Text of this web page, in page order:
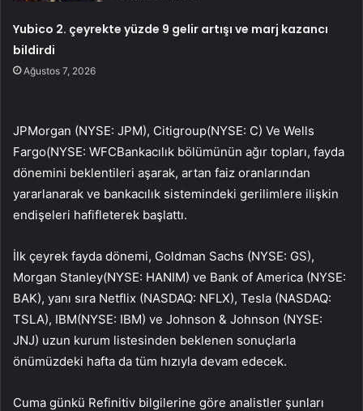
Yubico 2. çeyrekte yüzde 9 gelir artışı ve marj kazancı
bildirdi
Ağustos 7, 2026
JPMorgan (NYSE: JPM), Citigroup(NYSE: C) Ve Wells
Fargo(NYSE: WFCBankacılık bölümünün ağır topları, fayda
dönemini beklentileri aşarak, artan faiz oranlarından
yararlanarak ve bankacılık sistemindeki gerilimlere ilişkin
endişeleri hafifleterek başlattı.
İlk çeyrek fayda dönemi, Goldman Sachs (NYSE: GS),
Morgan Stanley(NYSE: HANIM) ve Bank of America (NYSE:
BAK), yanı sıra Netflix (NASDAQ: NFLX), Tesla (NASDAQ:
TSLA), IBM(NYSE: IBM) ve Johnson & Johnson (NYSE:
JNJ) uzun kurum listesinden beklenen sonuçlarla
önümüzdeki hafta da tüm hızıyla devam edecek.
Cuma günkü Refinitiv bilgilerine göre analistler şunları